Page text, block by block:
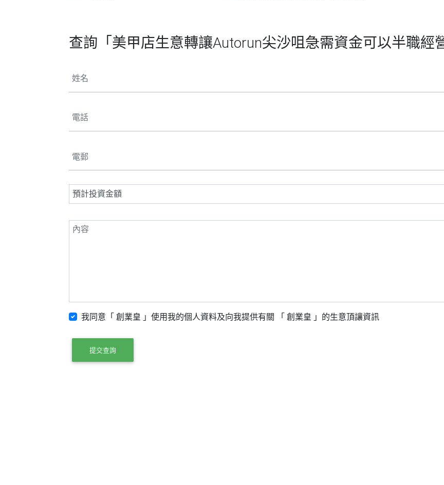
查詢「美甲店生意轉讓Autorun尖沙咀急需資金可以半職經
我同意「 創業皇 」使用我的個人資料及向我提供有關 「 創業皇 」的生意頂讓資訊
提交查詢